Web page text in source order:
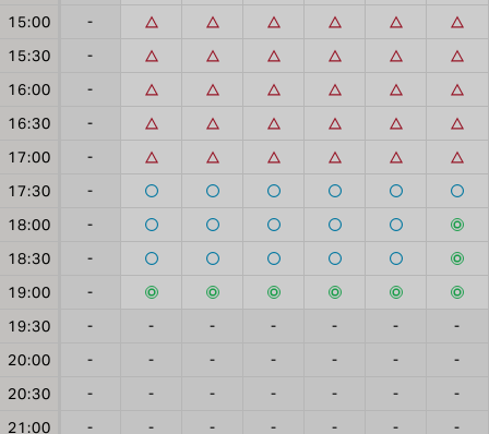
15:00 -
15:30 -
16:00 -
16:30 -
17:00 -
17:30 -
18:00 -
18:30 -
19:00 -
19:30 - - - - - - -
20:00 - - - - - - -
20:30 - - - - - - -
21:00 - - - - - - -